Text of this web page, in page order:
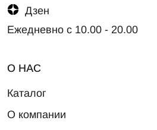
О НАС
Каталог
О компании
Дзен
Ежедневно с 10.00 - 20.00